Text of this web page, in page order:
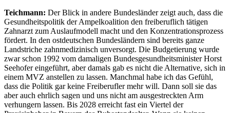
Teichmann: Der Blick in andere Bundesländer zeigt auch, dass die
Gesundheitspolitik der Ampelkoalition den freiberuflich tätigen
Zahnarzt zum Auslaufmodell macht und den Konzentrationsprozess
fördert. In den ostdeutschen Bundesländern sind bereits ganze
Landstriche zahnmedizinisch unversorgt. Die Budgetierung wurde
zwar schon 1992 vom damaligen Bundesgesundheitsminister Horst
Seehofer eingeführt, aber damals gab es nicht die Alternative, sich in
einem MVZ anstellen zu lassen. Manchmal habe ich das Gefühl,
dass die Politik gar keine Freiberufler mehr will. Dann soll sie das
aber auch ehrlich sagen und uns nicht am ausgestreckten Arm
verhungern lassen. Bis 2028 erreicht fast ein Viertel der